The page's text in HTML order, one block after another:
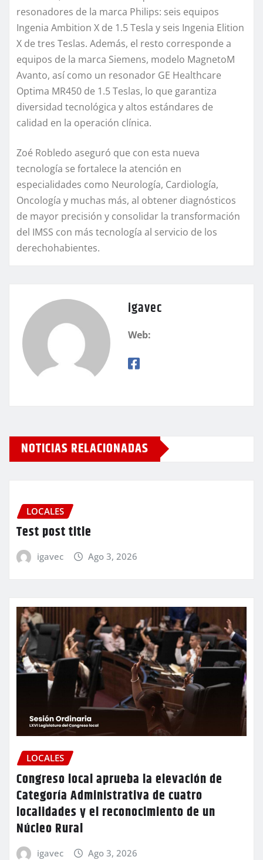
resonadores de la marca Philips: seis equipos
Ingenia Ambition X de 1.5 Tesla y seis Ingenia Elition
X de tres Teslas. Además, el resto corresponde a
equipos de la marca Siemens, modelo MagnetoM
Avanto, así como un resonador GE Healthcare
Optima MR450 de 1.5 Teslas, lo que garantiza
diversidad tecnológica y altos estándares de
calidad en la operación clínica.
Zoé Robledo aseguró que con esta nueva
tecnología se fortalece la atención en
especialidades como Neurología, Cardiología,
Oncología y muchas más, al obtener diagnósticos
de mayor precisión y consolidar la transformación
del IMSS con más tecnología al servicio de los
derechohabientes.
igavec
Web:
NOTICIAS RELACIONADAS
LOCALES
Test post title
igavec Ago 3, 2026
LOCALES
Congreso local aprueba la elevación de
Categoría Administrativa de cuatro
localidades y el reconocimiento de un
Núcleo Rural
igavec Ago 3, 2026